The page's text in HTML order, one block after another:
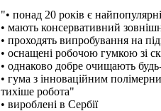
"• понад 20 років є
• мають консервативний
• проходять випробування на
• оснащені робочою гумкою зі
• однаково добре очищають
• гума з інноваційним
тихіше робота"
• вироблені в Сербії